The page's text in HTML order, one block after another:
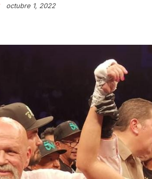
octubre 1, 2022